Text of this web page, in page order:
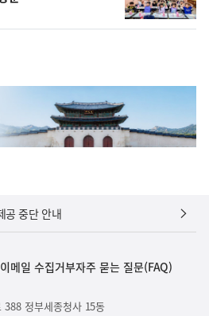
공 중단 안내
이메일 수집거부자주 묻는 질문(FAQ)
388 정부세종청사 15동